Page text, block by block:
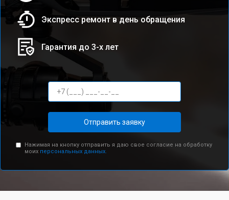
Экспресс ремонт в день обращения
Гарантия до 3-х лет
Отправить заявку
Нажимая на кнопку отправить я даю свое согласие на обработку
моих персональных данных.